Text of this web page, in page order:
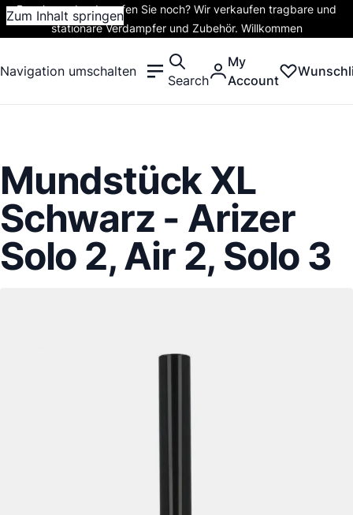
Zum Inhalt springen
Rauchen oder dampfen Sie noch? Wir verkaufen tragbare und
stationäre Verdampfer und Zubehör. Willkommen
Navigation umschalten
Search
My
Account
Mundstück XL
Schwarz - Arizer
Solo 2, Air 2, Solo 3